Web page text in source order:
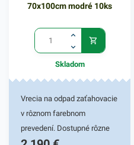
70x100cm modré 10ks
Skladom
Vrecia na odpad zaťahovacie
v rôznom farebnom
prevedení. Dostupné rôzne
hrúbky. Praktické vrecia do